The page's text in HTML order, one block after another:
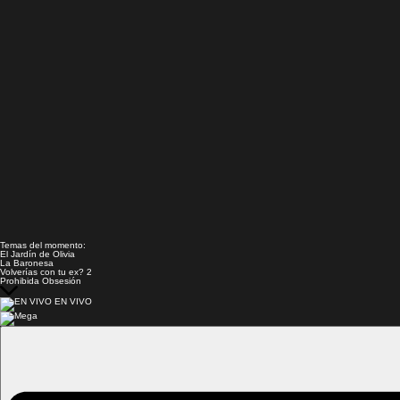
Temas del momento:
El Jardín de Olivia
La Baronesa
Volverías con tu ex? 2
Prohibida Obsesión
EN VIVO